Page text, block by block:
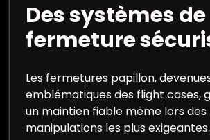
Des systèmes de
fermeture
Les fermetures papillon,
emblématiques des flight cases,
un maintien fiable même lors des
manipulations les plus exigeantes.